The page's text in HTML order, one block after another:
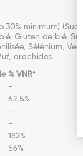
30% minimum)
Gluten de blé,
Sélénium,
arachides.
% VNR*
-
62,5%
-
-
182%
56%